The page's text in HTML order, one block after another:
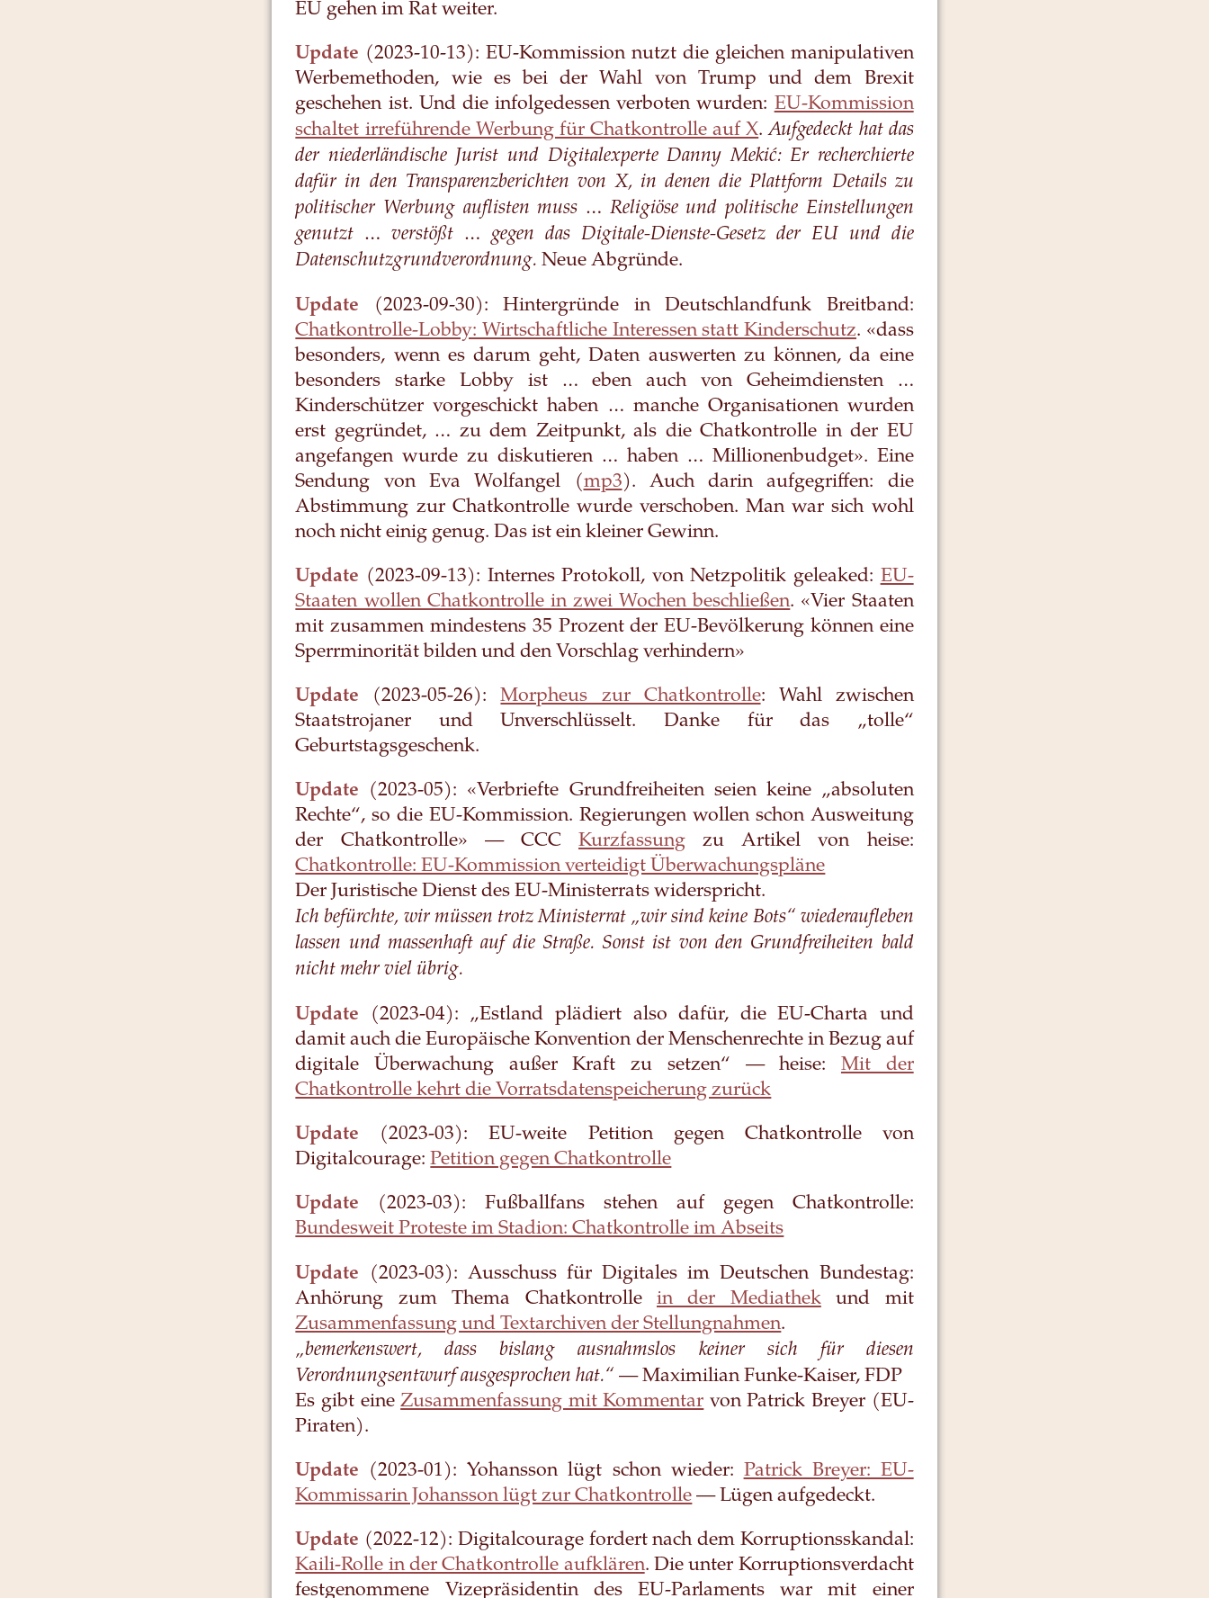
EU gehen im Rat weiter.
Update (2023-10-13): EU-Kommission nutzt die gleichen manipulativen
Werbemethoden, wie es bei der Wahl von Trump und dem Brexit
geschehen ist. Und die infolgedessen verboten wurden: EU-Kommission
schaltet irreführende Werbung für Chatkontrolle auf X.Aufgedeckt hat das
der niederländische Jurist und Digitalexperte Danny Mekić: Er recherchierte
dafür in den Transparenzberichten von X, in denen die Plattform Details zu
politischer Werbung auflisten muss … Religiöse und politische Einstellungen
genutzt … verstößt … gegen das Digitale-Dienste-Gesetz der EU und die
Datenschutzgrundverordnung. Neue Abgründe.
Update (2023-09-30): Hintergründe in Deutschlandfunk Breitband:
Chatkontrolle-Lobby: Wirtschaftliche Interessen statt Kinderschutz. «dass
besonders, wenn es darum geht, Daten auswerten zu können, da eine
besonders starke Lobby ist … eben auch von Geheimdiensten …
Kinderschützer vorgeschickt haben … manche Organisationen wurden
erst gegründet, … zu dem Zeitpunkt, als die Chatkontrolle in der EU
angefangen wurde zu diskutieren … haben … Millionenbudget». Eine
Sendung von Eva Wolfangel (mp3). Auch darin aufgegriffen: die
Abstimmung zur Chatkontrolle wurde verschoben. Man war sich wohl
noch nicht einig genug. Das ist ein kleiner Gewinn.
Update (2023-09-13): Internes Protokoll, von Netzpolitik geleaked: EU-
Staaten wollen Chatkontrolle in zwei Wochen beschließen. «Vier Staaten
mit zusammen mindestens 35 Prozent der EU-Bevölkerung können eine
Sperrminorität bilden und den Vorschlag verhindern»
Update (2023-05-26):Morpheus zur Chatkontrolle: Wahl zwischen
Staatstrojaner und Unverschlüsselt. Danke für das „tolle“
Geburtstagsgeschenk.
Update (2023-05): «Verbriefte Grundfreiheiten seien keine „absoluten
Rechte“, so die EU-Kommission. Regierungen wollen schon Ausweitung
der Chatkontrolle» — CCC Kurzfassung zu Artikel von heise:
Chatkontrolle: EU-Kommission verteidigt Überwachungspläne
Der Juristische Dienst des EU-Ministerrats widerspricht.
Ich befürchte, wir müssen trotz Ministerrat „wir sind keine Bots“ wiederaufleben
lassen und massenhaft auf die Straße. Sonst ist von den Grundfreiheiten bald
nicht mehr viel übrig.
Update (2023-04): „Estland plädiert also dafür, die EU-Charta und
damit auch die Europäische Konvention der Menschenrechte in Bezug auf
digitale Überwachung außer Kraft zu setzen“ — heise: Mit der
Chatkontrolle kehrt die Vorratsdatenspeicherung zurück
Update (2023-03): EU-weite Petition gegen Chatkontrolle von
Digitalcourage:Petition gegen Chatkontrolle
Update (2023-03): Fußballfans stehen auf gegen Chatkontrolle:
Bundesweit Proteste im Stadion: Chatkontrolle im Abseits
Update (2023-03): Ausschuss für Digitales im Deutschen Bundestag:
Anhörung zum Thema Chatkontrolle in der Mediathekund mit
Zusammenfassung und Textarchiven der Stellungnahmen.
„bemerkenswert, dass bislang ausnahmslos keiner sich für diesen
Verordnungsentwurf ausgesprochen hat.“ — Maximilian Funke-Kaiser, FDP
Es gibt eineZusammenfassung mit Kommentar von Patrick Breyer (EU-
Piraten).
Update (2023-01): Yohansson lügt schon wieder: Patrick Breyer: EU-
Kommissarin Johansson lügt zur Chatkontrolle — Lügen aufgedeckt.
Update (2022-12): Digitalcourage fordert nach dem Korruptionsskandal:
Kaili-Rolle in der Chatkontrolle aufklären. Die unter Korruptionsverdacht
festgenommene Vizepräsidentin des EU-Parlaments war mit einer